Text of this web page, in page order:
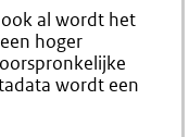
al wordt het
hoger
wordt een